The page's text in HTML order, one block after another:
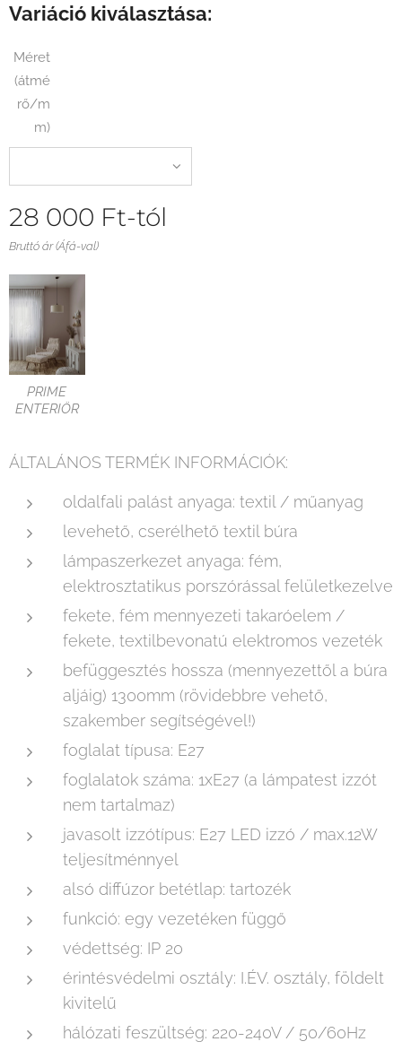
Variáció kiválasztása:
Méret
(átmé
rő/m
m)
28 000 Ft-tól
Bruttó ár (Áfá-val)
PRIME
ENTERIÖR
ÁLTALÁNOS TERMÉK INFORMÁCIÓK:
oldalfali palást anyaga: textil / műanyag
levehető, cserélhető textil búra
lámpaszerkezet anyaga: fém,
elektrosztatikus porszórással felületkezelve
fekete, fém mennyezeti takaróelem /
fekete, textilbevonatú elektromos vezeték
befüggesztés hossza (mennyezettől a búra
aljáig) 1300mm (rövidebbre vehető,
szakember segítségével!)
foglalat típusa: E27
foglalatok száma: 1xE27 (a lámpatest izzót
nem tartalmaz)
javasolt izzótípus: E27 LED izzó / max.12W
teljesítménnyel
alsó diffúzor betétlap: tartozék
funkció: egy vezetéken függő
védettség: IP 20
érintésvédelmi osztály: I.ÉV. osztály, földelt
kivitelű
hálózati feszültség: 220-240V / 50/60Hz